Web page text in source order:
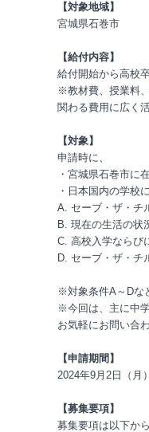
【対象地域】
宮城県石巻市
【給付内容】
給付開始から高校
※教材費、授業料
関わる費用に広く
【対象】
申請時に、
・宮城県石巻市に
・日本国内の学校
A. セーブ・ザ・チ
B. 現在の生活の状
C. 高校入学ならび
D. セーブ・ザ・チ
※対象条件A～Dな
※今回は、主に中
お気軽にお問い合
【申請期間】
2024年9月2日（月
【募集要項】
募集要項は以下か